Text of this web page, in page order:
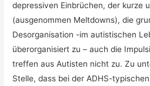
depressiven Einbrüchen, der kurze
(ausgenommen Meltdowns), die
Desorganisation -im autistischen
überorganisiert zu – auch die
treffen aus Autisten nicht zu. Zu
Stelle, dass bei der ADHS-